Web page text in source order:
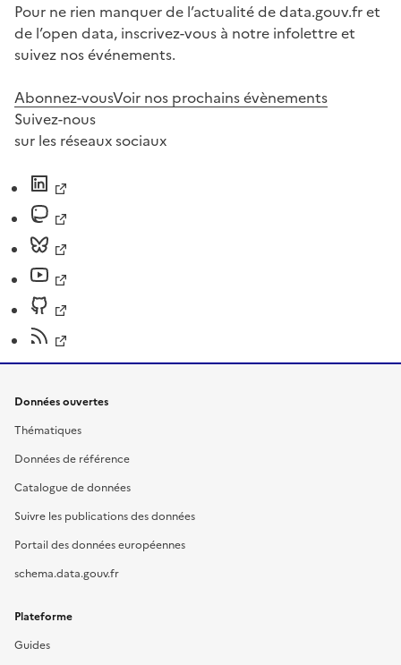
Pour ne rien manquer de l’actualité de data.gouv.fr et
de l’open data, inscrivez-vous à notre infolettre et
suivez nos événements.
Abonnez-vousVoir nos prochains évènements
Suivez-nous
sur les réseaux sociaux
Données ouvertes
Thématiques
Données de référence
Catalogue de données
Suivre les publications des données
Portail des données européennes
schema.data.gouv.fr
Plateforme
Guides